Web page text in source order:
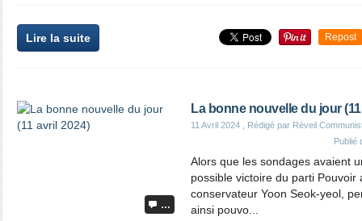
Lire la suite Repost
…
La bonne nouvelle du jour
11 Avril 2024 , Rédigé par Réveil
Publié
Alors que les sondages avaient
possible victoire du parti
conservateur Yoon Seok-yeol,
ainsi pouvo...